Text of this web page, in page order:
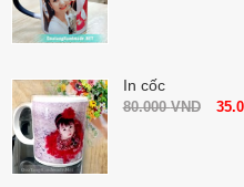
In cốc
80.000VND